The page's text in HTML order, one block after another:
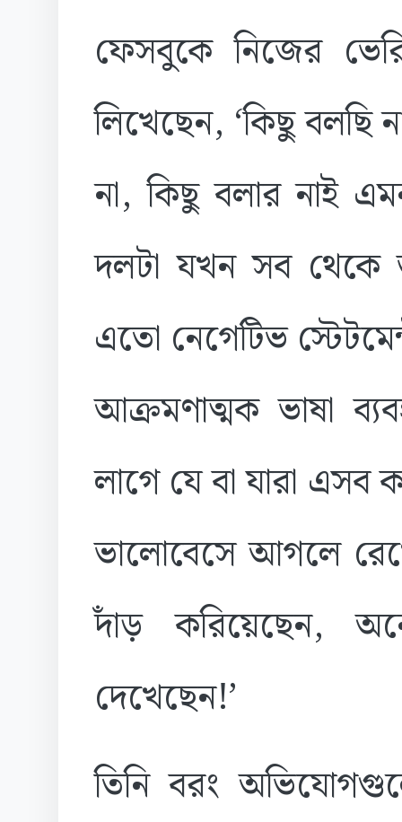
ফেসবুকে নিজের
লিখেছেন, ‘কিছু বলছি
না, কিছু বলার নাই
দলটা যখন সব
এতো নেগেটিভ
আক্রমণাত্মক ভাষা
লাগে যে বা যারা
ভালোবেসে আগলে
দাঁড় করিয়েছেন,
দেখেছেন!’
তিনি বরং